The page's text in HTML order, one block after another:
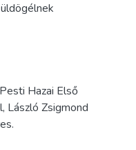
Hazai Első
László Zsigmond